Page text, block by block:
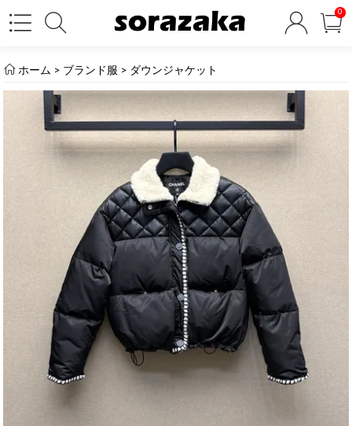
0
ホーム > ブランド服 > ダウンジャケット